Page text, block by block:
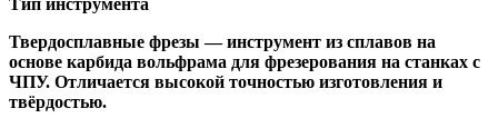
Твердосплавные фрезы — инструмент из сплавов на
основе карбида вольфрама для фрезерования на станках с
ЧПУ. Отличается высокой точностью изготовления и
твёрдостью.